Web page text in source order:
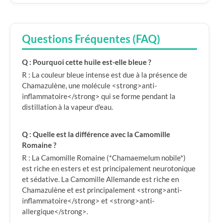
Questions Fréquentes (FAQ)
Q : Pourquoi cette huile est-elle bleue ?
R : La couleur bleue intense est due à la présence de
Chamazulène, une molécule <strong>anti-
inflammatoire</strong> qui se forme pendant la
distillation à la vapeur d'eau.
Q : Quelle est la différence avec la Camomille
Romaine ?
R : La Camomille Romaine (*Chamaemelum nobile*)
est riche en esters et est principalement neurotonique
et sédative. La Camomille Allemande est riche en
Chamazulène et est principalement <strong>anti-
inflammatoire</strong> et <strong>anti-
allergique</strong>.